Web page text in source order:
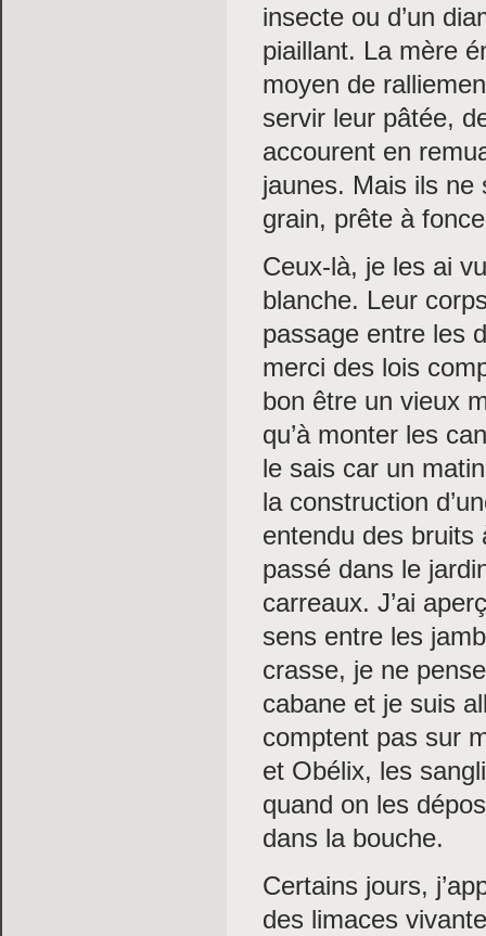
insecte ou d’un
piaillant. La mère
moyen de
servir leur pâtée,
accourent en
jaunes. Mais ils ne
grain, prête à
Ceux-là, je les ai
blanche. Leur
passage entre les
merci des lois
bon être un vieux
qu’à monter les
le sais car un
la construction
entendu des bruits
passé dans le
carreaux. J’ai
sens entre les
crasse, je ne
cabane et je suis
comptent pas sur
et Obélix, les
quand on les
dans la bouche.
Certains jours,
des limaces